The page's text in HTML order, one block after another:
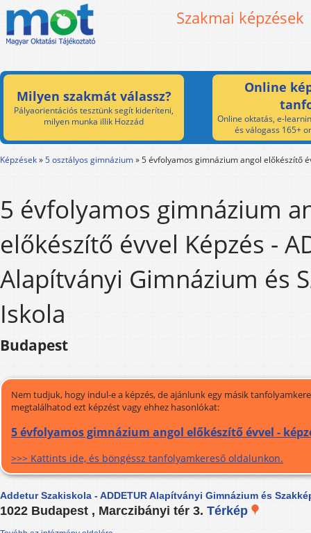
Szakmai képzések
Milyen szakmát válassz?
Pályaorientációs tesztünk segít kideríteni,
milyen munka illik Hozzád
Online
Online oktatás, e-
és válogass 165+
Képzések»5 osztályos gimnázium»5 évfolyamos gimnázium angol előkészítő
5 évfolyamos gimnázium
előkészítő évvel Képzés -
Alapítványi Gimnázium és
Iskola
Budapest
Nem tudjuk, hogy indul-e a képzés, de ajánlunk egy másik
megtalálhatod ezt képzést vagy ehhez hasonlókat:
5 évfolyamos gimnázium angol előkészítő évvel -
>>> Kattints ide, és böngéssz tanfolyamkereső oldalunkon.
Addetur Szakiskola - ADDETUR Alapítványi Gimnázium és
1022 Budapest , Marczibányi tér 3. Térkép